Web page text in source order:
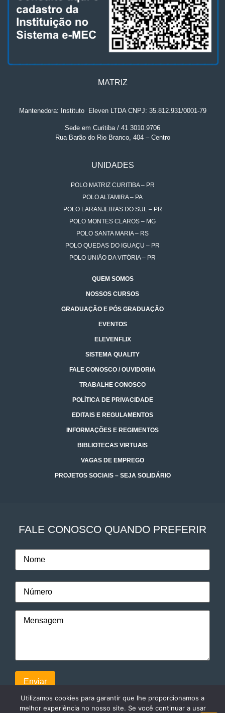
MATRIZ
Mantenedora: Instituto. Eleven LTDA CNPJ: 35.812.931/0001-79
Sede em Curitiba / 41 3010.9706
Rua Barão do Rio Branco, 404 – Centro
UNIDADES
POLO MATRIZ CURITIBA – PR
POLO ALTAMIRA – PA
POLO LARANJEIRAS DO SUL – PR
POLO MONTES CLAROS – MG
POLO SANTA MARIA – RS
POLO QUEDAS DO IGUAÇU – PR
POLO UNIÃO DA VITÓRIA – PR
QUEM SOMOS
NOSSOS CURSOS
GRADUAÇÃO E PÓS GRADUAÇÃO
EVENTOS
ELEVENFLIX
SISTEMA QUALITY
FALE CONOSCO / OUVIDORIA
TRABALHE CONOSCO
POLÍTICA DE PRIVACIDADE
EDITAIS E REGULAMENTOS
INFORMAÇÕES E REGIMENTOS
BIBLIOTECAS VIRTUAIS
VAGAS DE EMPREGO
PROJETOS SOCIAIS – SEJA SOLIDÁRIO
FALE CONOSCO QUANDO PREFERIR
Utilizamos cookies para garantir que lhe proporcionamos a
melhor experiência no nosso site. Se você continuar a usar